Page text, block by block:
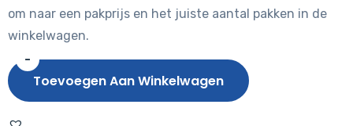
om naar een pakprijs en het juiste aantal pakken in de
winkelwagen.
-
Hebeta
Progress
Toevoegen Aan Winkelwagen